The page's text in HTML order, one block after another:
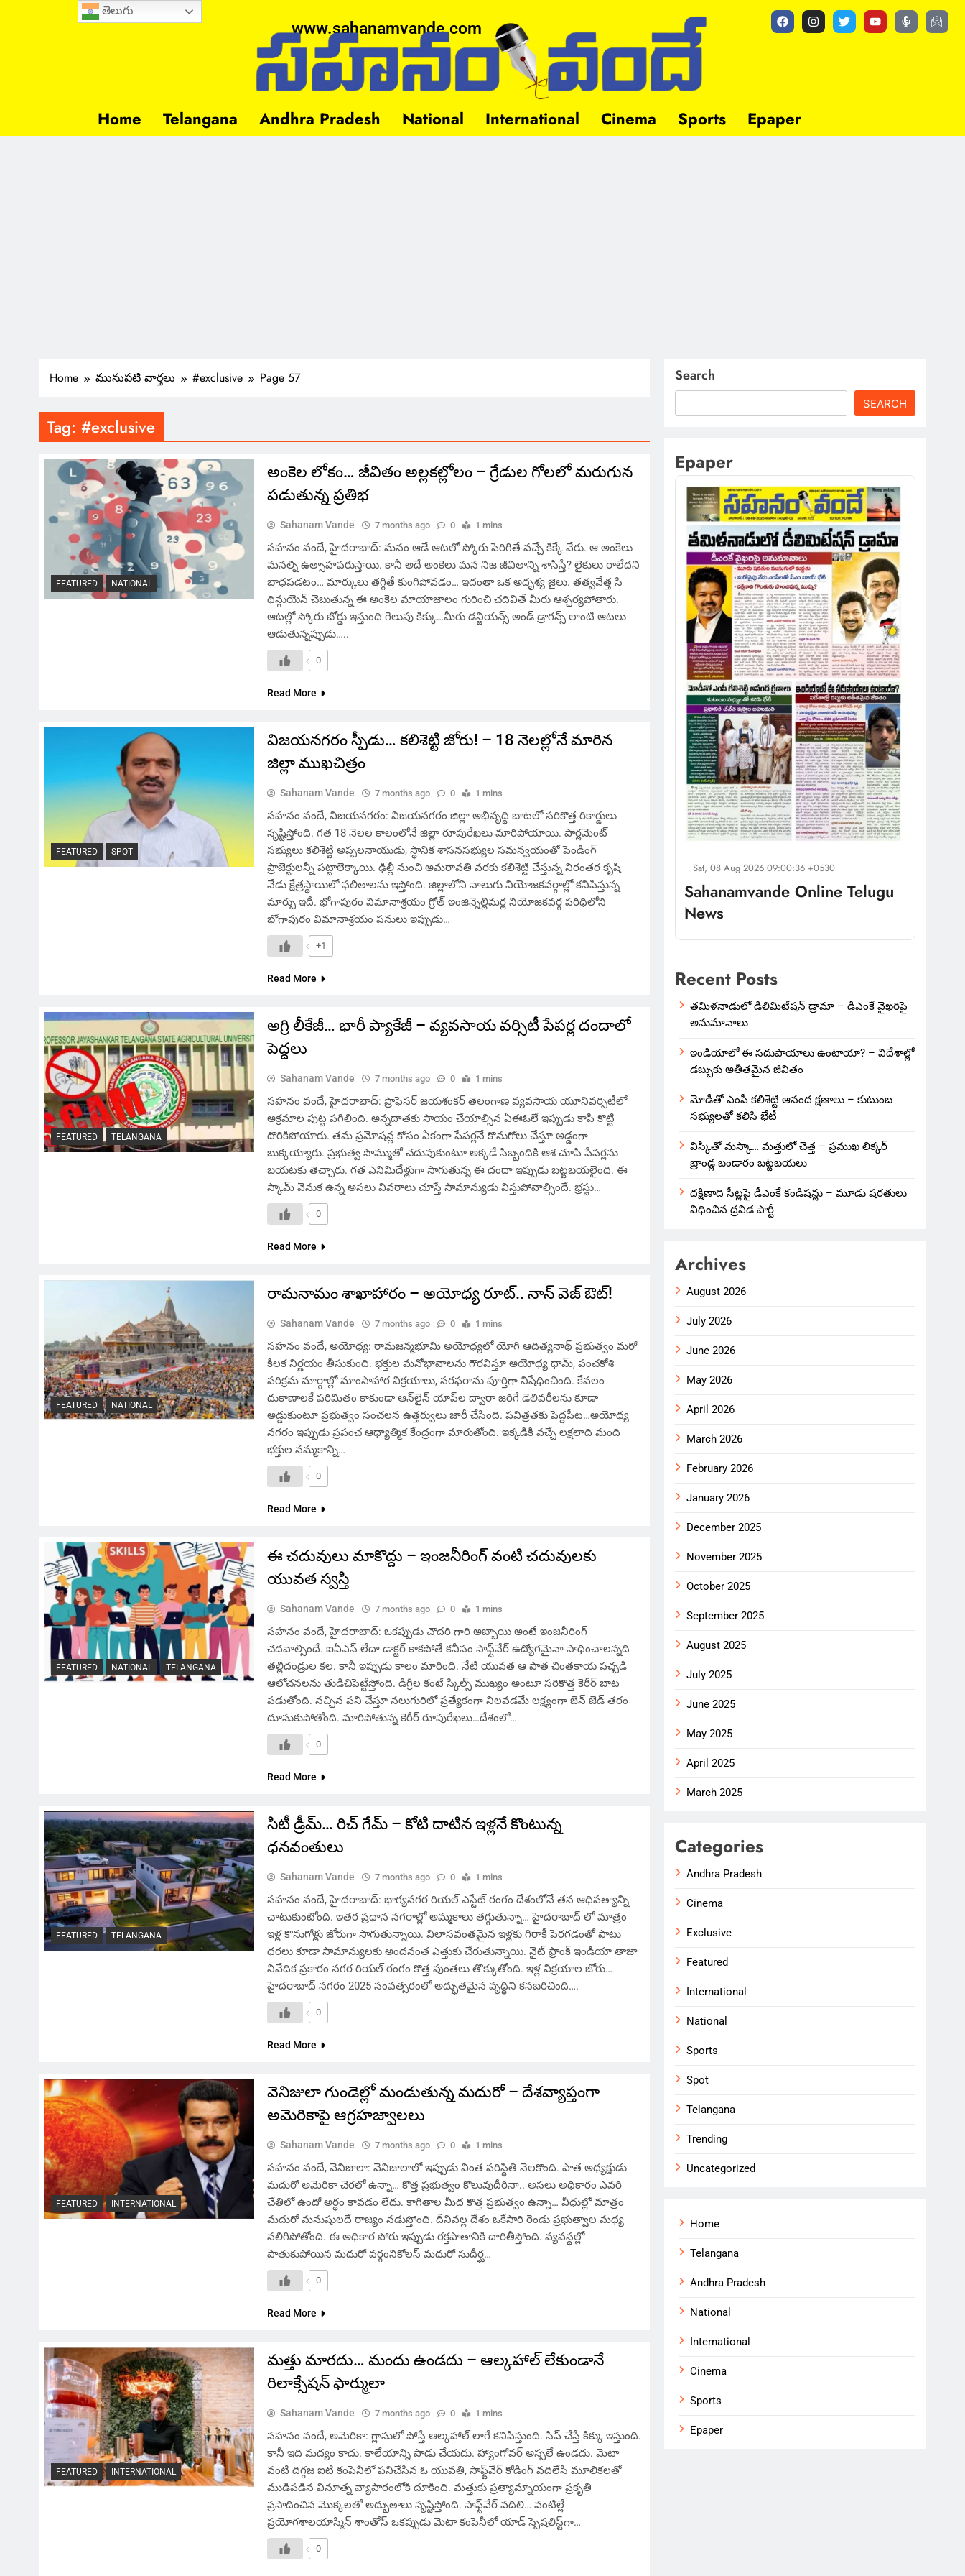
www.sahanamvande.com
Home Telangana Andhra Pradesh National International Cinema Sports Epaper
Home మునుపటి వార్తలు #exclusive Page 57
Tag: #exclusive
FEATURED NATIONAL
అంకెల లోకం… జీవితం అల్లకల్లోలం – గ్రేడుల గోలలో మరుగున
పడుతున్న ప్రతిభ
Sahanam Vande 7 months ago 0 1 mins
సహనం వందే, హైదరాబాద్: మనం ఆడే ఆటలో స్కోరు పెరిగితే వచ్చే కిక్కే వేరు. ఆ అంకెలు
మనల్ని ఉత్సాహపరుస్తాయి. కానీ అదే అంకెలు మన నిజ జీవితాన్ని శాసిస్తే? లైకులు రాలేదని
బాధపడటం… మార్కులు తగ్గితే కుంగిపోవడం… ఇదంతా ఒక అదృశ్య జైలు. తత్వవేత్త సి
థిన్గుయెన్ చెబుతున్న ఈ అంకెల మాయాజాలం గురించి చదివితే మీరు ఆశ్చర్యపోతారు.
ఆటల్లో స్కోరు బోర్డు ఇస్తుంది గెలుపు కిక్కు…మీరు డన్జియన్స్ అండ్ డ్రాగన్స్ లాంటి ఆటలు
ఆడుతున్నప్పుడు…..
0
Read More
FEATURED SPOT
విజయనగరం స్పీడు… కలిశెట్టి జోరు! – 18 నెలల్లోనే మారిన
జిల్లా ముఖచిత్రం
Sahanam Vande 7 months ago 0 1 mins
సహనం వందే, విజయనగరం: విజయనగరం జిల్లా అభివృద్ధి బాటలో సరికొత్త రికార్డులు
సృష్టిస్తోంది. గత 18 నెలల కాలంలోనే జిల్లా రూపురేఖలు మారిపోయాయి. పార్లమెంట్
సభ్యులు కలిశెట్టి అప్పలనాయుడు, స్థానిక శాసనసభ్యుల సమన్వయంతో పెండింగ్
ప్రాజెక్టులన్నీ పట్టాలెక్కాయి. ఢిల్లీ నుంచి అమరావతి వరకు కలిశెట్టి చేస్తున్న నిరంతర కృషి
నేడు క్షేత్రస్థాయిలో ఫలితాలను ఇస్తోంది. జిల్లాలోని నాలుగు నియోజకవర్గాల్లో కనిపిస్తున్న
మార్పు ఇదీ. భోగాపురం విమానాశ్రయం గ్రోత్ ఇంజిన్నెల్లిమర్ల నియోజకవర్గ పరిధిలోని
భోగాపురం విమానాశ్రయం పనులు ఇప్పుడు…
+1
Read More
FEATURED TELANGANA
అగ్రి లీకేజీ… భారీ ప్యాకేజీ – వ్యవసాయ వర్సిటీ పేపర్ల దందాలో
పెద్దలు
Sahanam Vande 7 months ago 0 1 mins
సహనం వందే, హైదరాబాద్: ప్రొఫెసర్ జయశంకర్ తెలంగాణ వ్యవసాయ యూనివర్సిటీలో
అక్రమాల పుట్ట పగిలింది. అన్నదాతకు సాయం చేయాల్సిన ఏఈఓలే ఇప్పుడు కాపీ కొట్టి
దొరికిపోయారు. తమ ప్రమోషన్ల కోసం ఏకంగా పేపర్లనే కొనుగోలు చేస్తూ అడ్డంగా
బుక్కయ్యారు. ప్రభుత్వ సొమ్ముతో చదువుకుంటూ అక్కడే సిబ్బందికి ఆశ చూపి పేపర్లను
బయటకు తెచ్చారు. గత ఎనిమిదేళ్లుగా సాగుతున్న ఈ దందా ఇప్పుడు బట్టబయలైంది. ఈ
స్కామ్ వెనుక ఉన్న అసలు వివరాలు చూస్తే సామాన్యుడు విస్తుపోవాల్సిందే. భ్రస్టు…
0
Read More
FEATURED NATIONAL
రామనామం శాఖాహారం – అయోధ్య రూట్.. నాన్ వెజ్ ఔట్!
Sahanam Vande 7 months ago 0 1 mins
సహనం వందే, అయోధ్య: రామజన్మభూమి అయోధ్యలో యోగి ఆదిత్యనాథ్ ప్రభుత్వం మరో
కీలక నిర్ణయం తీసుకుంది. భక్తుల మనోభావాలను గౌరవిస్తూ అయోధ్య ధామ్, పంచకోశి
పరిక్రమ మార్గాల్లో మాంసాహార విక్రయాలు, సరఫరాను పూర్తిగా నిషేధించింది. కేవలం
దుకాణాలకే పరిమితం కాకుండా ఆన్‌లైన్ యాప్‌ల ద్వారా జరిగే డెలివరీలను కూడా
అడ్డుకుంటూ ప్రభుత్వం సంచలన ఉత్తర్వులు జారీ చేసింది. పవిత్రతకు పెద్దపీట…అయోధ్య
నగరం ఇప్పుడు ప్రపంచ ఆధ్యాత్మిక కేంద్రంగా మారుతోంది. ఇక్కడికి వచ్చే లక్షలాది మంది
భక్తుల నమ్మకాన్ని…
0
Read More
FEATURED NATIONAL TELANGANA
ఈ చదువులు మాకొద్దు – ఇంజనీరింగ్ వంటి చదువులకు
యువత స్వస్తి
Sahanam Vande 7 months ago 0 1 mins
సహనం వందే, హైదరాబాద్: ఒకప్పుడు చౌదరి గారి అబ్బాయి అంటే ఇంజనీరింగ్
చదవాల్సిందే. ఐఏఎస్ లేదా డాక్టర్ కాకపోతే కనీసం సాఫ్ట్‌వేర్ ఉద్యోగమైనా సాధించాలన్నది
తల్లిదండ్రుల కల. కానీ ఇప్పుడు కాలం మారింది. నేటి యువత ఆ పాత చింతకాయ పచ్చడి
ఆలోచనలను తుడిచిపెట్టేస్తోంది. డిగ్రీల కంటే స్కిల్స్ ముఖ్యం అంటూ సరికొత్త కెరీర్ బాట
పడుతోంది. నచ్చిన పని చేస్తూ నలుగురిలో ప్రత్యేకంగా నిలవడమే లక్ష్యంగా జెన్ జెడ్ తరం
దూసుకుపోతోంది. మారిపోతున్న కెరీర్ రూపురేఖలు…దేశంలో…
0
Read More
FEATURED TELANGANA
సిటీ డ్రీమ్… రిచ్ గేమ్ – కోటి దాటిన ఇళ్లనే కొంటున్న
ధనవంతులు
Sahanam Vande 7 months ago 0 1 mins
సహనం వందే, హైదరాబాద్: భాగ్యనగర రియల్ ఎస్టేట్ రంగం దేశంలోనే తన ఆధిపత్యాన్ని
చాటుకుంటోంది. ఇతర ప్రధాన నగరాల్లో అమ్మకాలు తగ్గుతున్నా… హైదరాబాద్ లో మాత్రం
ఇళ్ల కొనుగోళ్లు జోరుగా సాగుతున్నాయి. విలాసవంతమైన ఇళ్లకు గిరాకీ పెరగడంతో పాటు
ధరలు కూడా సామాన్యులకు అందనంత ఎత్తుకు చేరుతున్నాయి. నైట్ ఫ్రాంక్ ఇండియా తాజా
నివేదిక ప్రకారం నగర రియల్ రంగం కొత్త పుంతలు తొక్కుతోంది. ఇళ్ల విక్రయాల జోరు…
హైదరాబాద్ నగరం 2025 సంవత్సరంలో అద్భుతమైన వృద్ధిని కనబరిచింది….
0
Read More
FEATURED INTERNATIONAL
వెనిజులా గుండెల్లో మండుతున్న మదురో – దేశవ్యాప్తంగా
అమెరికాపై ఆగ్రహజ్వాలలు
Sahanam Vande 7 months ago 0 1 mins
సహనం వందే, వెనిజులా: వెనిజులాలో ఇప్పుడు వింత పరిస్థితి నెలకొంది. పాత అధ్యక్షుడు
మదురో అమెరికా చెరలో ఉన్నా… కొత్త ప్రభుత్వం కొలువుదీరినా.. అసలు అధికారం ఎవరి
చేతిలో ఉందో అర్థం కావడం లేదు. కాగితాల మీద కొత్త ప్రభుత్వం ఉన్నా… వీధుల్లో మాత్రం
మదురో మనుషులదే రాజ్యం నడుస్తోంది. దీనివల్ల దేశం ఒకేసారి రెండు ప్రభుత్వాల మధ్య
నలిగిపోతోంది. ఈ అధికార పోరు ఇప్పుడు రక్తపాతానికి దారితీస్తోంది. వ్యవస్థల్లో
పాతుకుపోయిన మదురో వర్గంనికోలస్ మదురో సుదీర్ఘ…
0
Read More
FEATURED INTERNATIONAL
మత్తు మారదు… మందు ఉండదు – ఆల్కహాల్ లేకుండానే
రిలాక్సేషన్ ఫార్ములా
Sahanam Vande 7 months ago 0 1 mins
సహనం వందే, అమెరికా: గ్లాసులో పోస్తే ఆల్కహాల్ లాగే కనిపిస్తుంది. సిప్ చేస్తే కిక్కు ఇస్తుంది.
కానీ ఇది మద్యం కాదు. కాలేయాన్ని పాడు చేయదు. హ్యాంగోవర్ అస్సలే ఉండదు. మెటా
వంటి దిగ్గజ ఐటీ కంపెనీలో పనిచేసిన ఓ యువతి, సాఫ్ట్‌వేర్ కోడింగ్ వదిలేసి మూలికలతో
ముడిపడిన వినూత్న వ్యాపారంలోకి దూకింది. మత్తుకు ప్రత్యామ్నాయంగా ప్రకృతి
ప్రసాదించిన మొక్కలతో అద్భుతాలు సృష్టిస్తోంది. సాఫ్ట్‌వేర్ వదిలి… వంటిల్లే
ప్రయోగశాలయాస్మిన్ శాంతోస్ ఒకప్పుడు మెటా కంపెనీలో యాడ్ స్పెషలిస్ట్‌గా…
0
Search
SEARCH
Epaper
Sat, 08 Aug 2026 09:00:36 +0530
Sahanamvande Online Telugu
News
Recent Posts
తమిళనాడులో డీలిమిటేషన్ డ్రామా – డీఎంకే వైఖరిపై
అనుమానాలు
ఇండియాలో‌ ఈ సదుపాయాలు ఉంటాయా? – విదేశాల్లో
డబ్బుకు అతీతమైన జీవితం
మోడీతో ఎంపీ కలిశెట్టి ఆనంద క్షణాలు – కుటుంబ
సభ్యులతో కలిసి భేటీ
విస్కీతో మస్కా… మత్తులో చెత్త – ప్రముఖ లిక్కర్
బ్రాండ్ల బండారం బట్టబయలు
దక్షిణాది సీట్లపై డీఎంకే కండిషన్లు – మూడు షరతులు
విధించిన ద్రవిడ పార్టీ
Archives
August 2026
July 2026
June 2026
May 2026
April 2026
March 2026
February 2026
January 2026
December 2025
November 2025
October 2025
September 2025
August 2025
July 2025
June 2025
May 2025
April 2025
March 2025
Categories
Andhra Pradesh
Cinema
Exclusive
Featured
International
National
Sports
Spot
Telangana
Trending
Uncategorized
Home
Telangana
Andhra Pradesh
National
International
Cinema
Sports
Epaper
తెలుగు